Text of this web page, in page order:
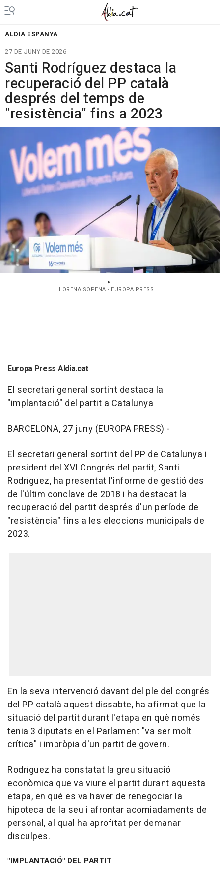
ALDIA ESPANYA
27 DE JUNY DE 2026
Santi Rodríguez destaca la
recuperació del PP català
després del temps de
"resistència" fins a 2023
LORENA SOPENA - EUROPA PRESS
Europa Press Aldia.cat
El secretari general sortint destaca la
"implantació" del partit a Catalunya
BARCELONA, 27 juny (EUROPA PRESS) -
El secretari general sortint del PP de Catalunya i
president del XVI Congrés del partit, Santi
Rodríguez, ha presentat l'informe de gestió des
de l'últim conclave de 2018 i ha destacat la
recuperació del partit després d'un període de
"resistència" fins a les eleccions municipals de
2023.
En la seva intervenció davant del ple del congrés
del PP català aquest dissabte, ha afirmat que la
situació del partit durant l'etapa en què només
tenia 3 diputats en el Parlament "va ser molt
crítica" i impròpia d'un partit de govern.
Rodríguez ha constatat la greu situació
econòmica que va viure el partit durant aquesta
etapa, en què es va haver de renegociar la
hipoteca de la seu i afrontar acomiadaments de
personal, al qual ha aprofitat per demanar
disculpes.
"IMPLANTACIÓ" DEL PARTIT